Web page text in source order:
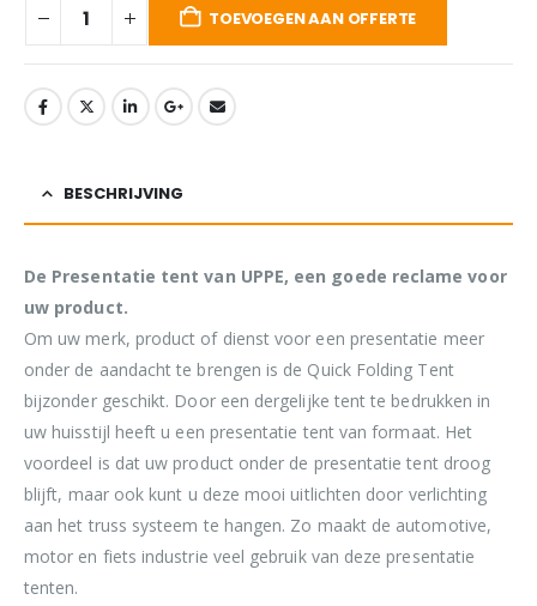
TOEVOEGEN AAN OFFERTE
BESCHRIJVING
De Presentatie tent van UPPE, een goede reclame voor
uw product.
Om uw merk, product of dienst voor een presentatie meer
onder de aandacht te brengen is de Quick Folding Tent
bijzonder geschikt. Door een dergelijke tent te bedrukken in
uw huisstijl heeft u een presentatie tent van formaat. Het
voordeel is dat uw product onder de presentatie tent droog
blijft, maar ook kunt u deze mooi uitlichten door verlichting
aan het truss systeem te hangen. Zo maakt de automotive,
motor en fiets industrie veel gebruik van deze presentatie
tenten.